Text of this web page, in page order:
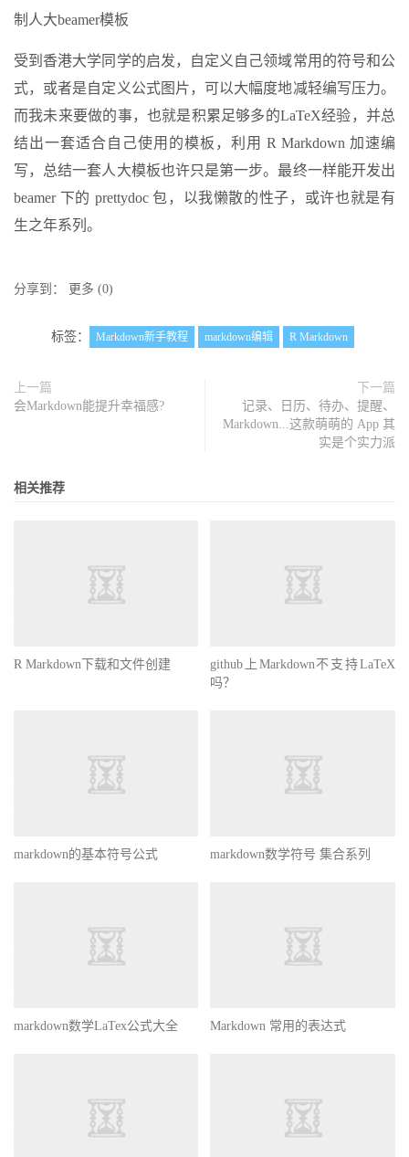
制人大beamer模板
受到香港大学同学的启发，自定义自己领域常用的符号和公
式，或者是自定义公式图片，可以大幅度地减轻编写压力。
而我未来要做的事，也就是积累足够多的LaTeX经验，并总
结出一套适合自己使用的模板，利用 R Markdown 加速编
写，总结一套人大模板也许只是第一步。最终一样能开发出
beamer 下的 prettydoc 包，以我懒散的性子，或许也就是有
生之年系列。
分享到： 更多 (0)
标签： Markdown新手教程 markdown编辑 R Markdown
上一篇
会Markdown能提升幸福感?
下一篇
记录、日历、待办、提醒、
Markdown...这款萌萌的 App 其
实是个实力派
相关推荐
R Markdown下载和文件创建
github上Markdown不支持LaTeX
吗？
markdown的基本符号公式 markdown数学符号 集合系列
markdown数学LaTex公式大全 Markdown 常用的表达式